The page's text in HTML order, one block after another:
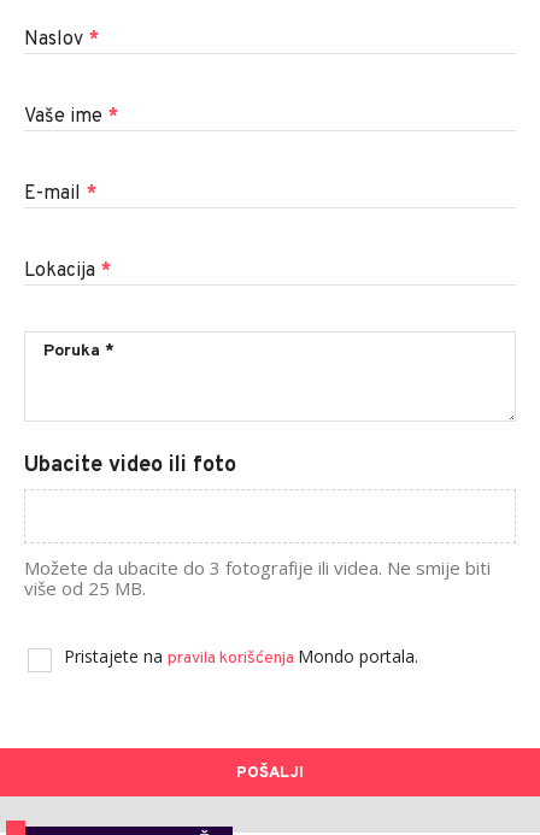
Naslov *
Vaše ime *
E-mail *
Lokacija *
Ubacite video ili foto
Možete da ubacite do 3 fotografije ili videa. Ne smije biti
više od 25 MB.
Pristajete na pravila korišćenja Mondo portala.
POŠALJI